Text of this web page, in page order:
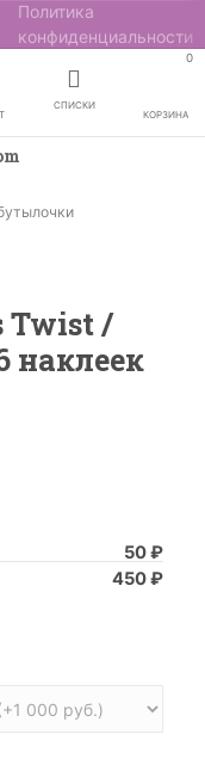
Политика
конфиденциальности
СПИСКИ
0
КОРЗИНА
Twist /
наклеек
50₽
450₽